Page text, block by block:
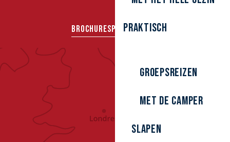
Praktisch
Groepsreizen
Met de camper
Slapen
BROCHURESPERSGROEPEN